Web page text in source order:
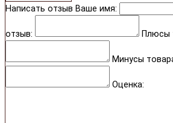
Написать отзыв Ваше имя:
отзыв: Плюсы
Минусы
Оценка: